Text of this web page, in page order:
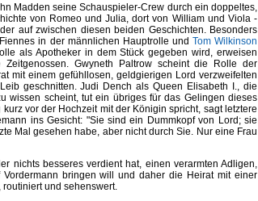
Madden seine Schauspieler-Crew durch ein doppeltes,
von Romeo und Julia, dort von William und Viola -
auf zwischen diesen beiden Geschichten. Besonders
in der männlichen Hauptrolle und Tom Wilkinson
als Apotheker in dem Stück gegeben wird, erweisen
Gwyneth Paltrow scheint die Rolle der
mit einem gefühllosen, geldgierigen Lord verzweifelten
geschnitten. Judi Dench als Queen Elisabeth I., die
wissen scheint, tut ein übriges für das Gelingen dieses
vor der Hochzeit mit der Königin spricht, sagt letztere
ins Gesicht: "Sie sind ein Dummkopf von Lord; sie
Mal gesehen habe, aber nicht durch Sie. Nur eine Frau
nichts besseres verdient hat, einen verarmten Adligen,
bringen will und daher die Heirat mit einer
und sehenswert.